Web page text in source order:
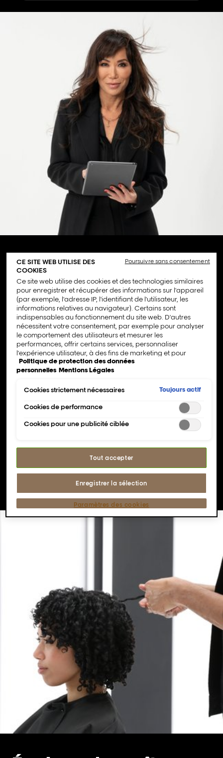
Quoi de neuf ?
Offre complète.
Pour toutes lestextures de cheveux, modèles
économiques, niveaux, et basé sur 8 ensembles
d'expertise composés de compétences
pratiques et théoriques à maîtriser.
Consommation flexible.
Basé sur les recettes à succès de séries, avec
des épisodes en ligne pour apprendre la théorie
s'exercer.
Découvrir plus sur Access
CE SITE WEB UTILISE DES
COOKIES
Ce site web utilise des cookies et des technologies similaires
pour enregistrer et récupérer des informations sur l'appareil
(par exemple, l'adresse IP, l'identifiant de l'utilisateur, les
informations relatives au navigateur). Certains sont
indispensables au fonctionnement du site web. D'autres
nécessitent votre consentement, par exemple pour analyser
le comportement des utilisateurs et mesurer les
performances, offrir certains services, personnaliser
l'expérience utilisateur, à des fins de marketing et pour
intégrer des médias externes. Les cookies non
indispensables peuvent être acceptés directement («
»). Il est également possible de personnaliser les paramètres
Vous pouvez modifier votre sélection à tout moment en
cliquant sur le lien « Paramètres des cookies ». Pour plus
d'informations, veuillez consulter notre politique de
Politique de protection des données
personnelles Mentions Légales
Cookies strictement nécessaires Toujours actif
Cookies de performance
Cookies pour une publicité ciblée
Tout accepter
Enregistrer la sélection
Paramètres des cookies
Poursuivre sans consentement